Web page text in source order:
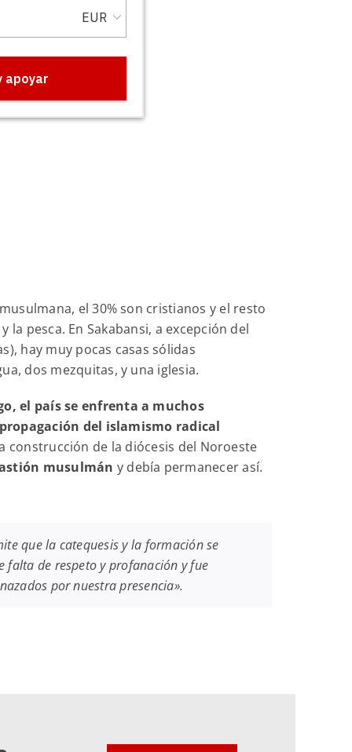
el 30% son cristianos y el resto
pesca. En Sakabansi, a excepción del
hay muy pocas casas sólidas
dos mezquitas, y una iglesia.
el país se enfrenta a muchos
del islamismo radical
construcción de la diócesis del Noroeste
musulmán y debía permanecer así.
que la catequesis y la formación se
falta de respeto y profanación y fue
por nuestra presencia».